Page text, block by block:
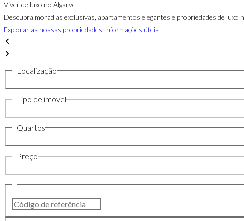
Viver de luxo no Algarve
Descubra moradias exclusivas, apartamentos elegantes e propriedades de luxo
Explorar as nossas propriedades Informações úteis
Localização
Tipo de imóvel
Quartos
Preço